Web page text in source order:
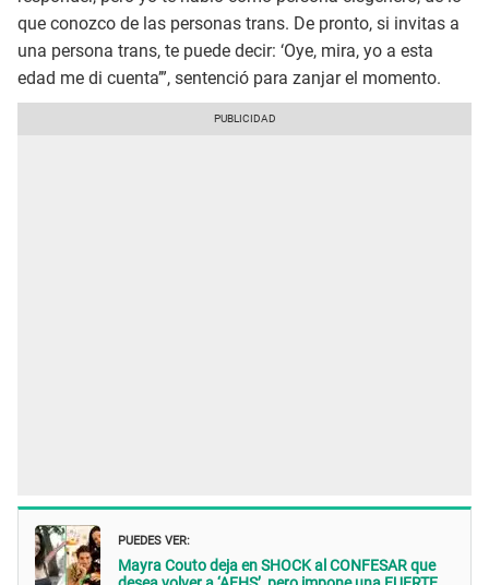
que conozco de las personas trans. De pronto, si invitas a
una persona trans, te puede decir: ‘Oye, mira, yo a esta
edad me di cuenta’”, sentenció para zanjar el momento.
PUEDES VER:
Mayra Couto deja en SHOCK al CONFESAR que